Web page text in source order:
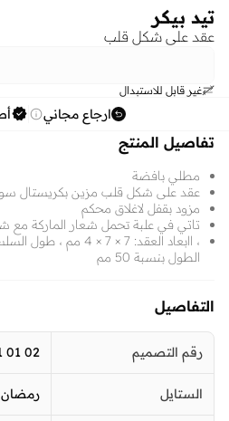
تيد بيكر
عقد على شكل قلب
غير قابل للاستبدال
ارجاع مجاني
تفاصيل المنتج
مطلي بافضة
عقد على شكل قلب مزين بكريستال
مزود بقفل لاغلاق محكم
تاتي في علبة تحمل شعار الماركة مع
الطول بنسبة 50 مم
التفاصيل
رقم التصميم 01 02
الستايل